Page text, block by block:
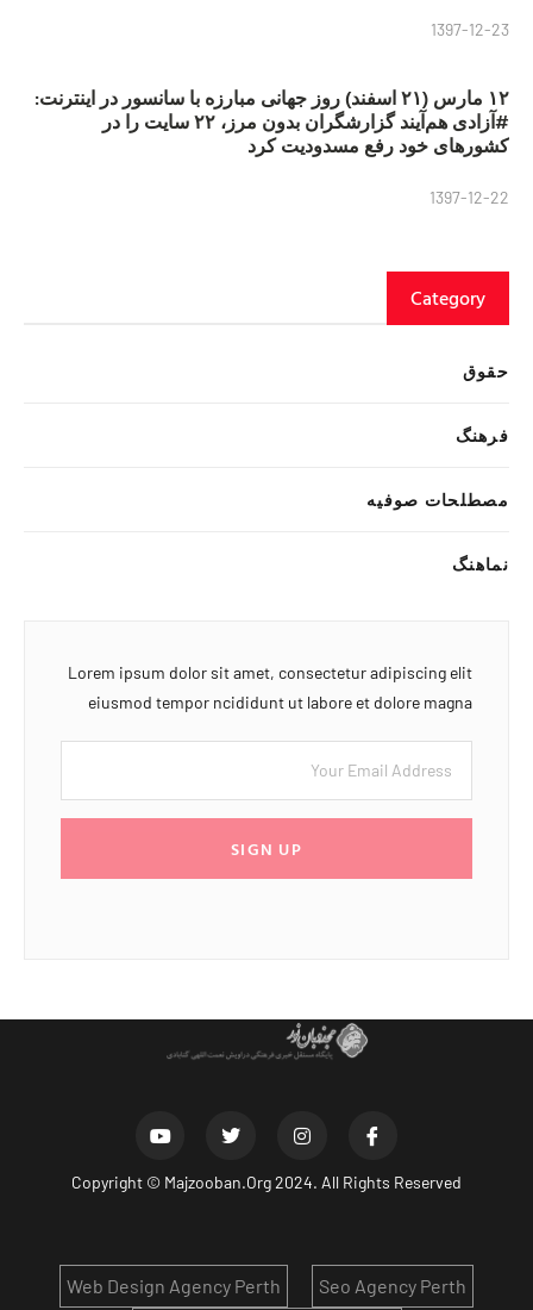
1397-12-23
۱۲ مارس (۲۱ اسفند) روز جهانی مبارزه با سانسور در اینترنت:
#آزادی هم‌آیند گزارشگران‌ بدون مرز، ۲۲ سایت را در
کشورهای خود رفع مسدودیت کرد
1397-12-22
Category
حقوق
فرهنگ
مصطلحات صوفیه
نماهنگ
Lorem ipsum dolor sit amet, consectetur adipiscing elit
eiusmod tempor ncididunt ut labore et dolore magna
SIGN UP
Copyright © Majzooban.Org2024. All Rights Reserved
Seo Agency Perth
Web Design Agency Perth